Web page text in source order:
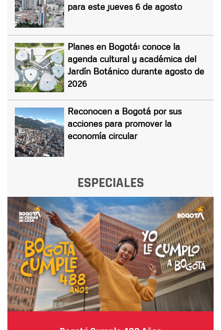
para este jueves 6 de agosto
Planes en Bogotá: conoce la
agenda cultural y académica del
Jardín Botánico durante agosto de
2026
Reconocen a Bogotá por sus
acciones para promover la
economía circular
ESPECIALES